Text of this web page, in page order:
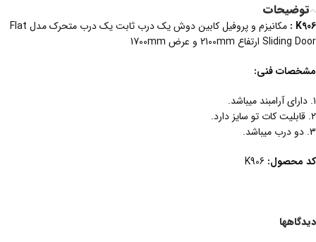
توضیحات
K906 :
مکانیزم و پروفیل کابین دوش یک درب ثابت یک درب متحرک مدل Flat
Sliding Door ارتفاع 2100mm و عرض 1700mm
مشخصات فنی:
۱. دارای آرامبند میباشد.
۲. قابلیت کات تو سایز دارد.
3. دو درب میباشد.
کد محصول:
K906
دیدگاهها